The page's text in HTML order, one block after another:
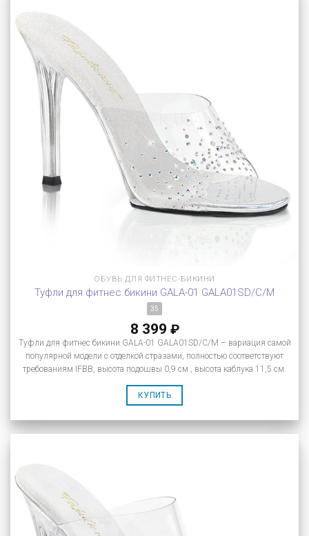
ОБУВЬ ДЛЯ ФИТНЕС-БИКИНИ
Туфли для фитнес бикини GALA-01 GALA01SD/C/M
35
8 399 ₽
Туфли для фитнес бикини GALA-01 GALA01SD/C/M – вариация самой
популярной модели с отделкой стразами, полностью соответствуют
требованиям IFBB, высота подошвы 0,9 см., высота каблука 11,5 см.
КУПИТЬ